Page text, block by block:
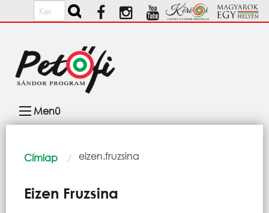
Ugrás a tartalomra
Keresés
navigáció
Menü
Morzsa
Címlap Current:
eizen.fruzsina
Eizen Fruzsina